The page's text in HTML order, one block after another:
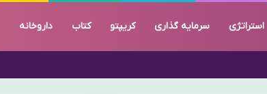
استراتژی سرمایه گذاری کریپتو کتاب داروخانه